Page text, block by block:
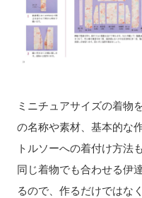
ミニチュアサイズの着物
の名称や素材、基本的な
トルソーへの着付け方法
同じ着物でも合わせる伊
るので、作るだけではな